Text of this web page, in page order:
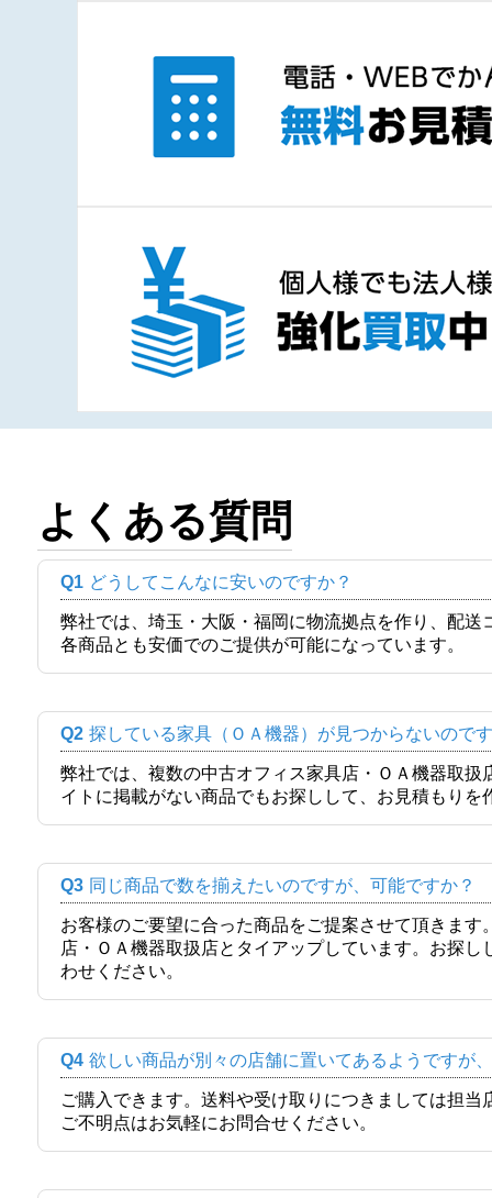
よくある質問
Q1 どうしてこんなに安いのですか？
弊社では、埼玉・大阪・福岡に物流拠点を作り、配
各商品とも安価でのご提供が可能になっています。
Q2 探している家具（ＯＡ機器）が見つからないので
弊社では、複数の中古オフィス家具店・ＯＡ機器取
イトに掲載がない商品でもお探しして、お見積もりを
Q3 同じ商品で数を揃えたいのですが、可能ですか？
お客様のご要望に合った商品をご提案させて頂きま
店・ＯＡ機器取扱店とタイアップしています。お探
わせください。
Q4 欲しい商品が別々の店舗に置いてあるようですが
ご購入できます。送料や受け取りにつきましては担
ご不明点はお気軽にお問合せください。